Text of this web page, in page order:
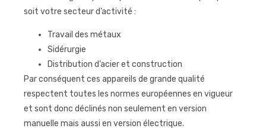
soit votre secteur d’activité :
Travail des métaux
Sidérurgie
Distribution d’acier et construction
Par conséquent ces appareils de grande qualité
respectent toutes les normes européennes en vigueur
et sont donc déclinés non seulement en version
manuelle mais aussi en version électrique.